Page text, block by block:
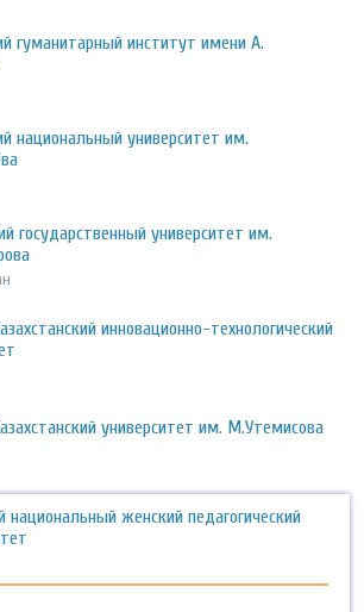
гуманитарный институт имени А.
национальный университет им.
государственный университет им.
инновационно-технологический
университет им. М.Утемисова
национальный женский педагогический